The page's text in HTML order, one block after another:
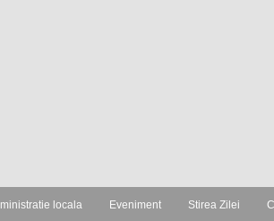
locala Eveniment Stirea Zilei